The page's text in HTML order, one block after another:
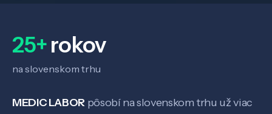
25+rokov
na slovenskom trhu
MEDIC LABOR pôsobí na slovenskom trhu už viac